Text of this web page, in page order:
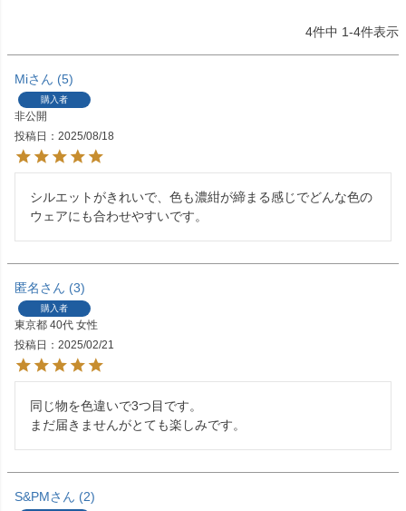
4件中 1-4件表示
Mi 5
購入者
非公開
投稿日
2025/08/18
シルエットがきれいで、色も濃紺が締まる感じでどんな色の
ウェアにも合わせやすいです。
匿名 3
購入者
東京都 40代 女性
投稿日
2025/02/21
同じ物を色違いで3つ目です。
まだ届きませんがとても楽しみです。
S&PM 2